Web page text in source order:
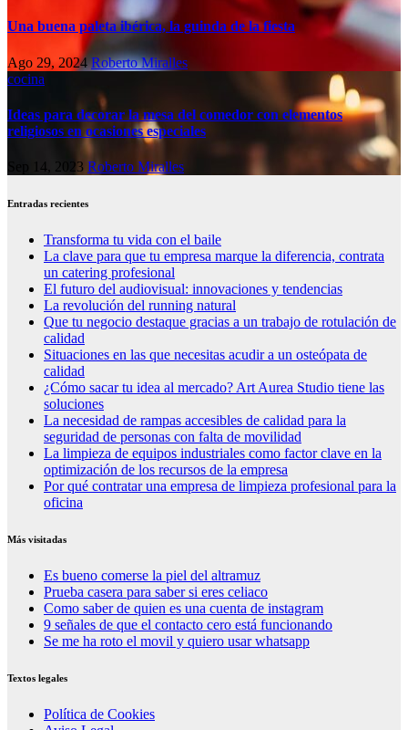
Una buena paleta ibérica, la guinda de la fiesta
Ago 29, 2024Roberto Miralles
cocina
Ideas para decorar la mesa del comedor con elementos
religiosos en ocasiones especiales
Sep 14, 2023 Roberto Miralles
Entradas recientes
Transforma tu vida con el baile
La clave para que tu empresa marque la diferencia, contrata
un catering profesional
El futuro del audiovisual: innovaciones y tendencias
La revolución del running natural
Que tu negocio destaque gracias a un trabajo de rotulación de
calidad
Situaciones en las que necesitas acudir a un osteópata de
calidad
¿Cómo sacar tu idea al mercado? Art Aurea Studio tiene las
soluciones
La necesidad de rampas accesibles de calidad para la
seguridad de personas con falta de movilidad
La limpieza de equipos industriales como factor clave en la
optimización de los recursos de la empresa
Por qué contratar una empresa de limpieza profesional para la
oficina
Más visitadas
Es bueno comerse la piel del altramuz
Prueba casera para saber si eres celiaco
Como saber de quien es una cuenta de instagram
9 señales de que el contacto cero está funcionando
Se me ha roto el movil y quiero usar whatsapp
Textos legales
Política de Cookies